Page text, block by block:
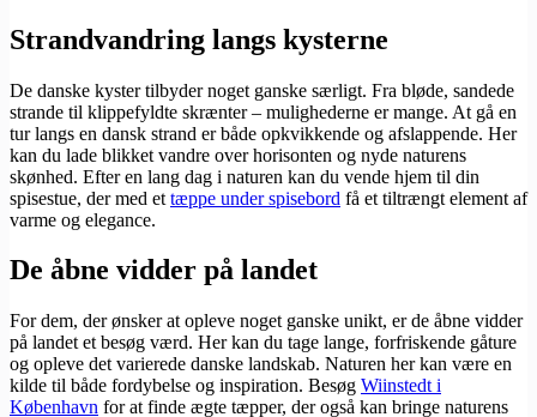
Strandvandring langs kysterne
De danske kyster tilbyder noget ganske særligt. Fra bløde, sandede
strande til klippefyldte skrænter – mulighederne er mange. At gå en
tur langs en dansk strand er både opkvikkende og afslappende. Her
kan du lade blikket vandre over horisonten og nyde naturens
skønhed. Efter en lang dag i naturen kan du vende hjem til din
spisestue, der med et tæppe under spisebord få et tiltrængt element af
varme og elegance.
De åbne vidder på landet
For dem, der ønsker at opleve noget ganske unikt, er de åbne vidder
på landet et besøg værd. Her kan du tage lange, forfriskende gåture
og opleve det varierede danske landskab. Naturen her kan være en
kilde til både fordybelse og inspiration. Besøg Wiinstedt i
København for at finde ægte tæpper, der også kan bringe naturens